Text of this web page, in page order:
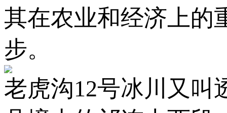
其在农业和经济上的
步。
老虎沟12号冰川又叫